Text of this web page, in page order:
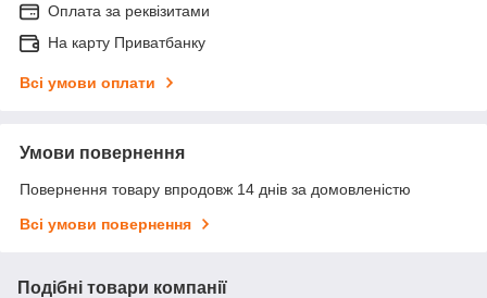
Оплата за реквізитами
На карту Приватбанку
Всі умови оплати
Умови повернення
Повернення товару впродовж 14 днів за домовленістю
Всі умови повернення
Подібні товари компанії